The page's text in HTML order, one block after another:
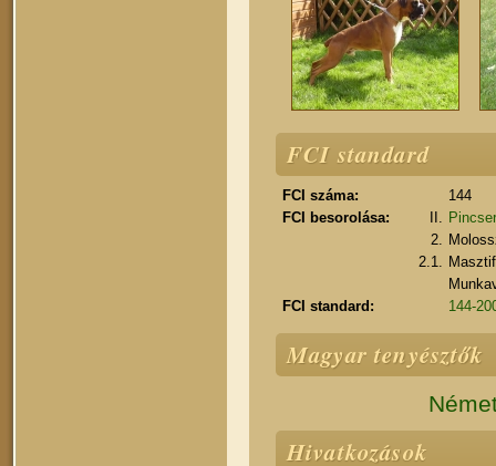
FCI standard
FCI száma:
144
FCI besorolása:
2.
2.1.
FCI standard:
144-
Magyar tenyésztők
Hivatkozások